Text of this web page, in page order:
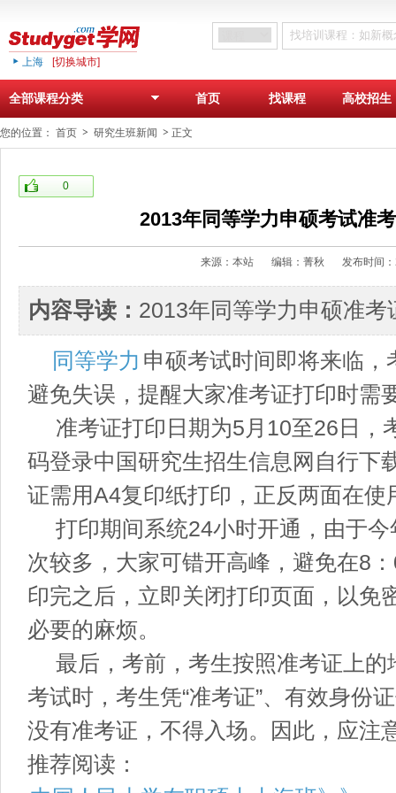
上海 [切换城市]
全部课程分类 首页 找课程 高校招生
您的位置： 首页 研究生班新闻 正文
0
2013年同等学力申硕考试准
来源：本站 编辑：菁秋 发布时间
内容导读： 2013年同等学力申硕准考
同等学力 申硕考试时间即将来临
避免失误，提醒大家准考证打印时需
准考证打印日期为5月10至26日，
码登录中国研究生招生信息网自行下
证需用A4复印纸打印，正反两面在使
打印期间系统24小时开通，由于今
次较多，大家可错开高峰，避免在8
印完之后，立即关闭打印页面，以免
必要的麻烦。
最后，考前，考生按照准考证上的
考试时，考生凭“准考证”、有效身份
没有准考证，不得入场。因此，应注
推荐阅读：